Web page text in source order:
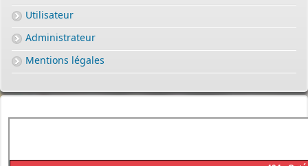
Utilisateur
Administrateur
Mentions légales